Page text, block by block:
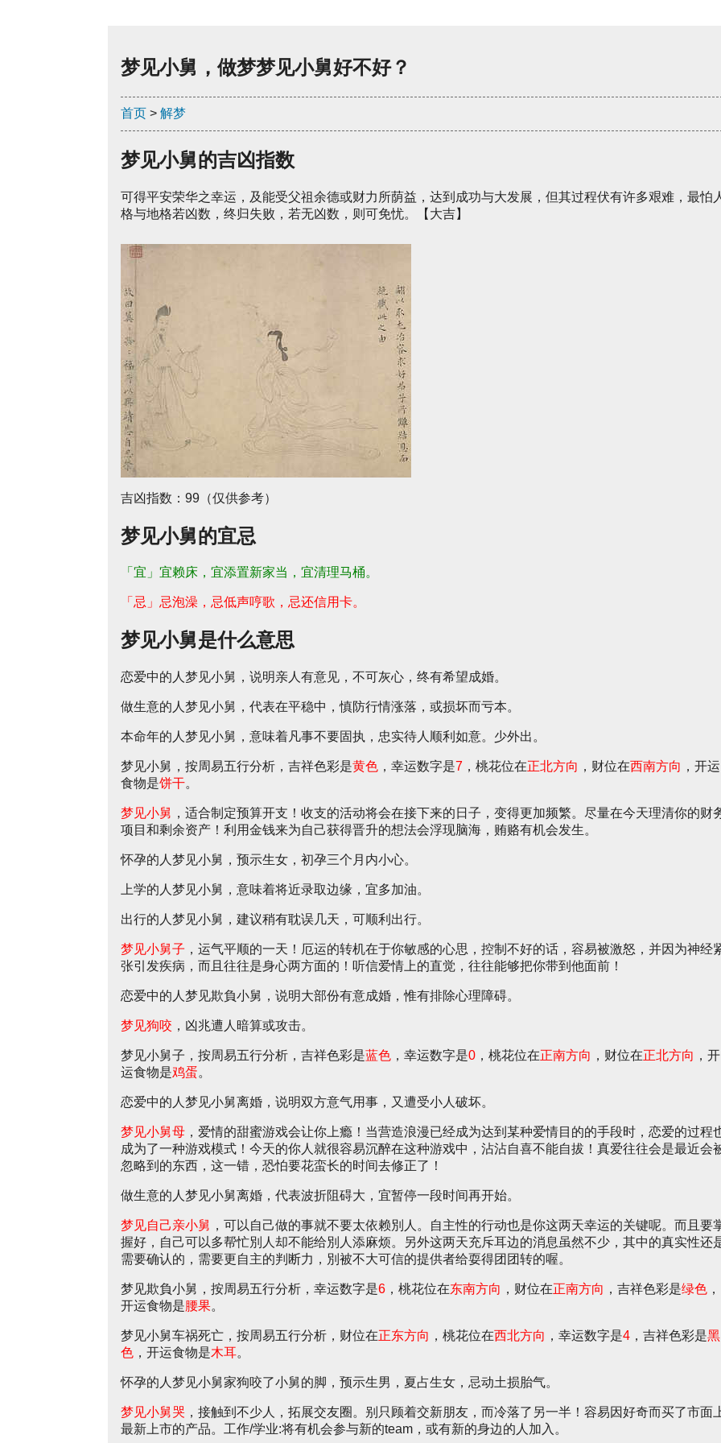
梦见小舅，做梦梦见小舅好不好？
首页 > 解梦
梦见小舅的吉凶指数
可得平安荣华之幸运，及能受父祖余德或财力所荫益，达到成功与大发展，但其过程伏有许多艰难，最怕
格与地格若凶数，终归失败，若无凶数，则可免忧。【大吉】
吉凶指数：99（仅供参考）
梦见小舅的宜忌
「宜」宜赖床，宜添置新家当，宜清理马桶。
「忌」忌泡澡，忌低声哼歌，忌还信用卡。
梦见小舅是什么意思
恋爱中的人梦见小舅，说明亲人有意见，不可灰心，终有希望成婚。
做生意的人梦见小舅，代表在平稳中，慎防行情涨落，或损坏而亏本。
本命年的人梦见小舅，意味着凡事不要固执，忠实待人顺利如意。少外出。
梦见小舅，按周易五行分析，吉祥色彩是黄色 ，幸运数字是7 ，桃花位在正北方向 ，财位在西南方向 ，开运
食物是饼干。
梦见小舅 ，适合制定预算开支！收支的活动将会在接下来的日子，变得更加频繁。尽量在今天理清你的财
项目和剩余资产！利用金钱来为自己获得晋升的想法会浮现脑海，贿赂有机会发生。
怀孕的人梦见小舅，预示生女，初孕三个月内小心。
上学的人梦见小舅，意味着将近录取边缘，宜多加油。
出行的人梦见小舅，建议稍有耽误几天，可顺利出行。
梦见小舅子 ，运气平顺的一天！厄运的转机在于你敏感的心思，控制不好的话，容易被激怒，并因为神经
张引发疾病，而且往往是身心两方面的！听信爱情上的直觉，往往能够把你带到他面前！
恋爱中的人梦见欺負小舅，说明大部份有意成婚，惟有排除心理障碍。
梦见狗咬 ，凶兆遭人暗算或攻击。
梦见小舅子，按周易五行分析，吉祥色彩是蓝色 ，幸运数字是0 ，桃花位在正南方向 ，财位在正北方向 ，开
运食物是鸡蛋。
恋爱中的人梦见小舅离婚，说明双方意气用事，又遭受小人破坏。
梦见小舅母 ，爱情的甜蜜游戏会让你上瘾！当营造浪漫已经成为达到某种爱情目的的手段时，恋爱的过程
成为了一种游戏模式！今天的你人就很容易沉醉在这种游戏中，沾沾自喜不能自拔！真爱往往会是最近会
忽略到的东西，这一错，恐怕要花蛮长的时间去修正了！
做生意的人梦见小舅离婚，代表波折阻碍大，宜暂停一段时间再开始。
梦见自己亲小舅 ，可以自己做的事就不要太依赖別人。自主性的行动也是你这两天幸运的关键呢。而且要
握好，自己可以多帮忙別人却不能给別人添麻烦。另外这两天充斥耳边的消息虽然不少，其中的真实性还
需要确认的，需要更自主的判断力，別被不大可信的提供者给耍得团团转的喔。
梦见欺負小舅，按周易五行分析，幸运数字是6 ，桃花位在东南方向 ，财位在正南方向 ，吉祥色彩是绿色 ，
开运食物是腰果。
梦见小舅车祸死亡，按周易五行分析，财位在正东方向 ，桃花位在西北方向 ，幸运数字是4 ，吉祥色彩是黑
色 ，开运食物是木耳。
怀孕的人梦见小舅家狗咬了小舅的脚，预示生男，夏占生女，忌动土损胎气。
梦见小舅哭 ，接触到不少人，拓展交友圈。别只顾着交新朋友，而冷落了另一半！容易因好奇而买了市面
最新上市的产品。工作/学业:将有机会参与新的team，或有新的身边的人加入。